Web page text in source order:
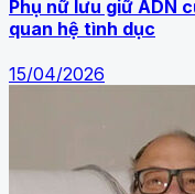
Phụ nữ lưu giữ ADN
quan hệ tình dục
15/04/2026